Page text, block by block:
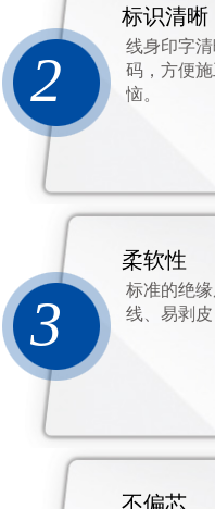
2
标识清晰
线身印字
码，方便
恼。
3
柔软性
标准的绝
线、易剥皮
不偏芯